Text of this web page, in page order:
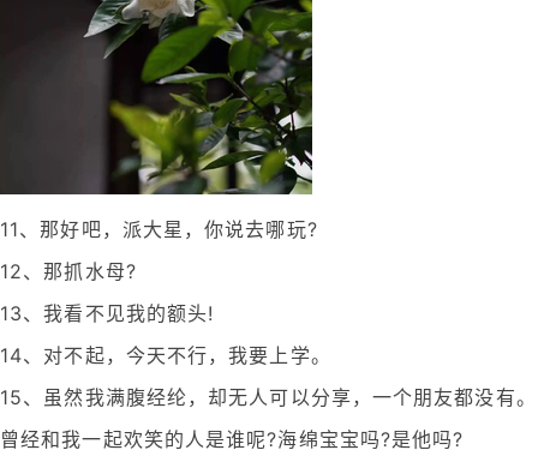
11、那好吧，派大星，你说去哪玩?
12、那抓水母?
13、我看不见我的额头!
14、对不起，今天不行，我要上学。
15、虽然我满腹经纶，却无人可以分享，一个朋友都没有。
曾经和我一起欢笑的人是谁呢?海绵宝宝吗?是他吗?